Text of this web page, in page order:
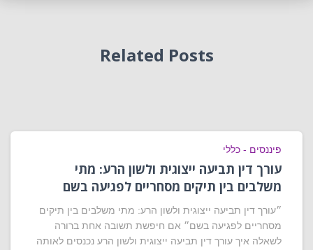
Related Posts
פיננסים - כללי
עורך דין תביעה ייצוגית ולשון הרע: מתי
משלבים בין תיקים מסחריים לפגיעה בשם
״עורך דין תביעה ייצוגית ולשון הרע: מתי משלבים בין תיקים
מסחריים לפגיעה בשם״ אם חיפשת תשובה אחת ברורה
לשאלה איך עורך דין תביעה ייצוגית ולשון הרע נכנסים לאותה